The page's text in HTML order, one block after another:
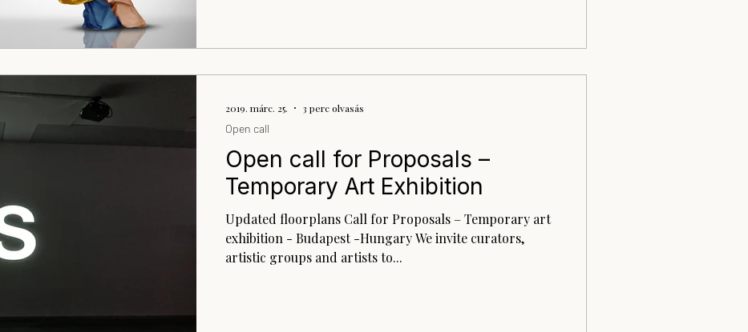
Open call for Proposals –
Temporary Art Exhibition
Updated floorplans Call for Proposals – Temporary art
exhibition - Budapest -Hungary We invite curators,
artistic groups and artists to...
Open call
2019. márc. 25. 3 perc olvasás